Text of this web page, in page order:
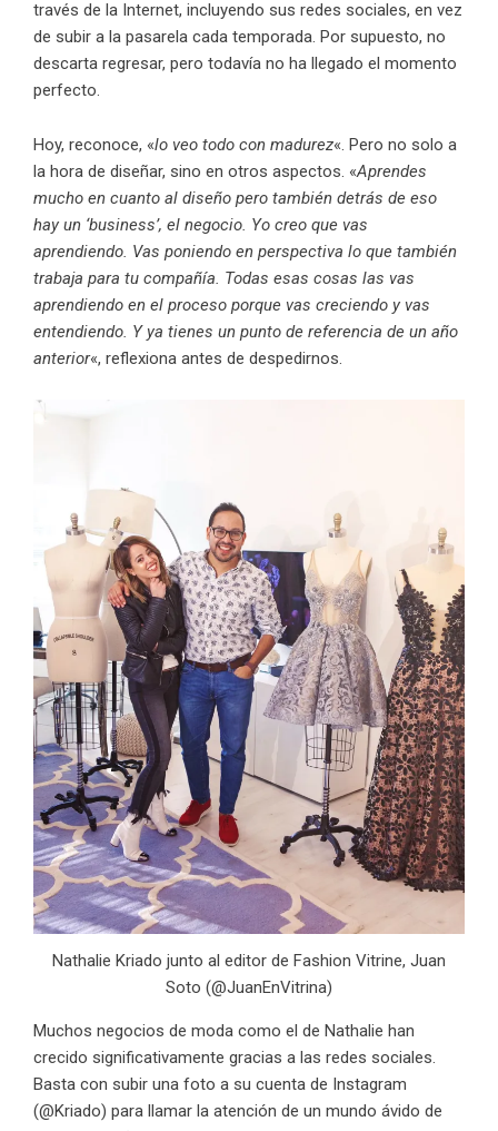
través de la Internet, incluyendo sus redes sociales, en vez
de subir a la pasarela cada temporada. Por supuesto, no
descarta regresar, pero todavía no ha llegado el momento
perfecto.
Hoy, reconoce, «lo veo todo con madurez«. Pero no solo a
la hora de diseñar, sino en otros aspectos. «Aprendes
mucho en cuanto al diseño pero también detrás de eso
hay un ‘business’, el negocio. Yo creo que vas
aprendiendo. Vas poniendo en perspectiva lo que también
trabaja para tu compañía. Todas esas cosas las vas
aprendiendo en el proceso porque vas creciendo y vas
entendiendo. Y ya tienes un punto de referencia de un año
anterior«, reflexiona antes de despedirnos.
Nathalie Kriado junto al editor de Fashion Vitrine, Juan
Soto (@JuanEnVitrina)
Muchos negocios de moda como el de Nathalie han
crecido significativamente gracias a las redes sociales.
Basta con subir una foto a su cuenta de Instagram
(@Kriado) para llamar la atención de un mundo ávido de